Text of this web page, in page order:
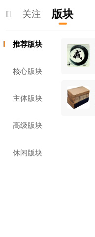
关注 版块
推荐版块
核心版块
主体版块
高级版块
休闲版块